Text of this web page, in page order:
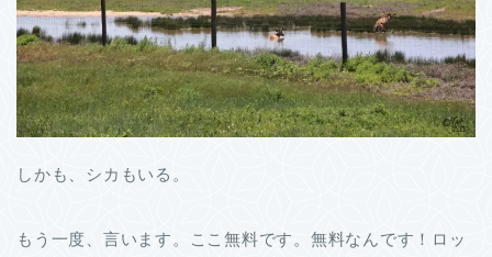
しかも、シカもいる。
もう一度、言います。ここ無料です。無料なんです！ロッ